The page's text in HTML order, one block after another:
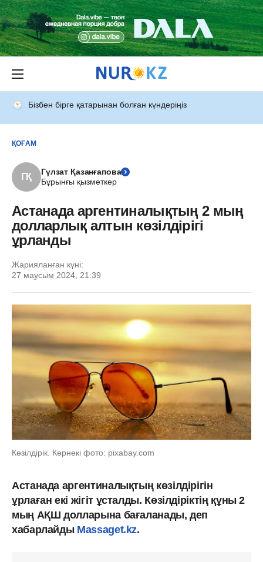
Бізбен бірге қатарынан болған күндеріңіз
ҚОҒАМ
ГҚ
Гүлзат Қазанғапова
Бұрынғы қызметкер
Астанада аргентиналықтың 2 мың
долларлық алтын көзілдірігі
ұрланды
Жарияланған күні:
27 маусым 2024, 21:39
Көзілдірік. Көрнекі фото: pixabay.com
Астанада аргентиналықтың көзілдірігін
ұрлаған екі жігіт ұсталды. Көзілдіріктің құны 2
мың АҚШ долларына бағаланады, деп
хабарлайды Massaget.kz.